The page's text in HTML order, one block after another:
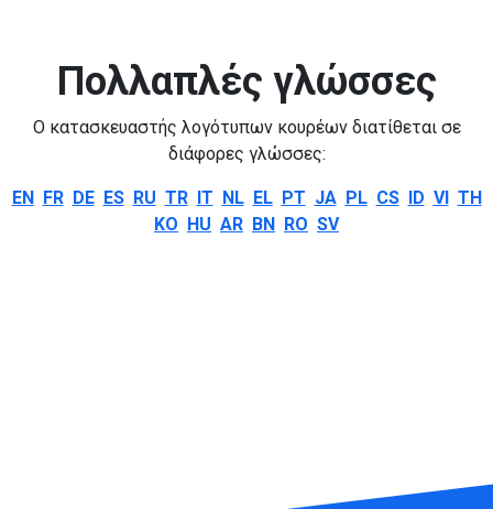
Πολλαπλές γλώσσες
Ο κατασκευαστής λογότυπων κουρέων διατίθεται σε
διάφορες γλώσσες:
EN FR DE ES RU TR IT NL EL PT JA PL CS ID VI TH
KO HU AR BN RO SV